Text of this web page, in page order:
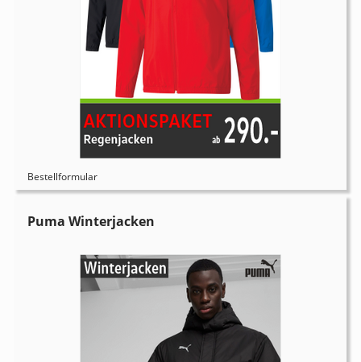
Bestellformular
Puma Winterjacken